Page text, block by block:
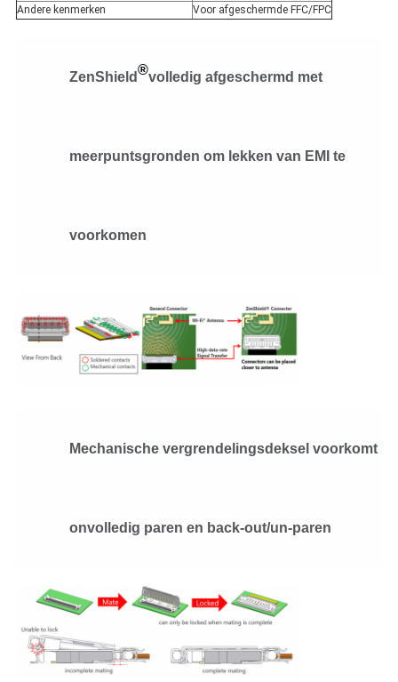
Andere kenmerken
Voor afgeschermde FFC/FPC
ZenShield®volledig afgeschermd met
meerpuntsgronden om lekken van EMI te
voorkomen
Mechanische vergrendelingsdeksel voorkomt
onvolledig paren en back-out/un-paren